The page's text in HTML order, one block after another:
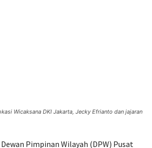
Wicaksana DKI Jakarta, Jecky Efrianto dan jajaran
Dewan Pimpinan Wilayah (DPW) Pusat